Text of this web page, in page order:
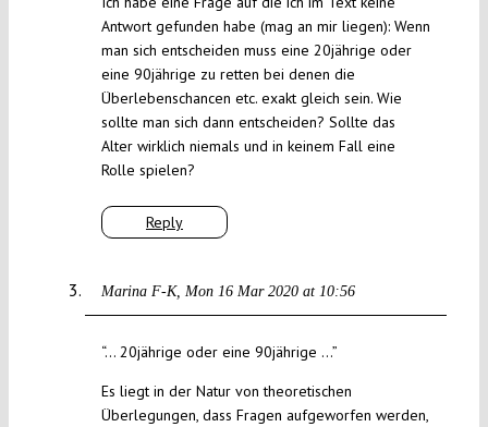
Reply
Antwort gefunden habe (mag an mir liegen): Wenn
man sich entscheiden muss eine 20jährige oder
eine 90jährige zu retten bei denen die
Überlebenschancen etc. exakt gleich sein. Wie
sollte man sich dann entscheiden? Sollte das
Alter wirklich niemals und in keinem Fall eine
Rolle spielen?
Marina F-K Mon 16 Mar 2020 at 10:56
“… 20jährige oder eine 90jährige …”
Es liegt in der Natur von theoretischen
Überlegungen, dass Fragen aufgeworfen werden,